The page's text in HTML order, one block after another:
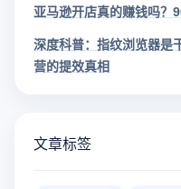
亚马逊开店真的赚钱吗？
深度科普：指纹浏览器是
营的提效真相
文章标签